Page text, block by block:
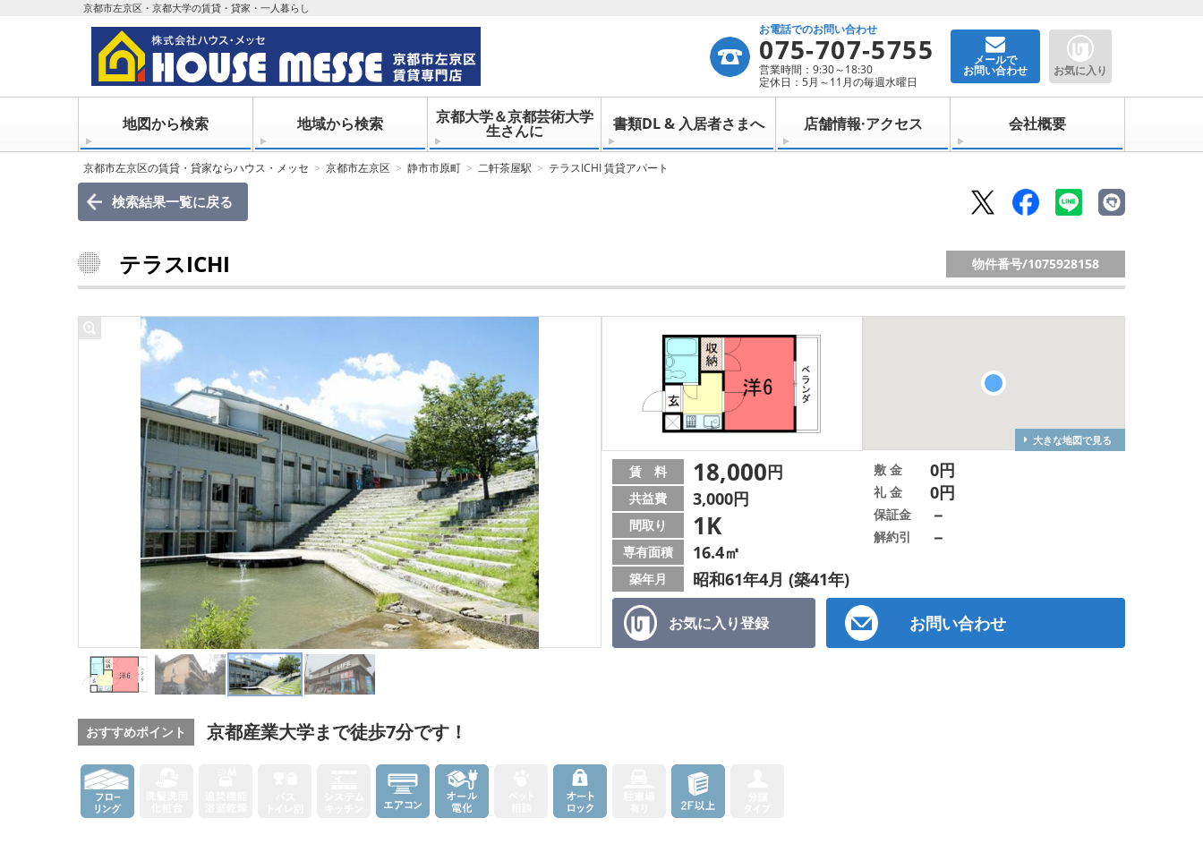
京都市左京区・京都大学の賃貸・貸家・一人暮らし
お電話でのお問い合わせ
075-707-5755
営業時間：9:30～18:30
定休日：5月～11月の毎週水曜日
メールで
お問い合わせ お気に入り
地図から検索 地域から検索 京都大学＆京都芸術大学
生さんに 書類DL & 入居者さまへ 店舗情報·アクセス 会社概要
京都市左京区の賃貸・貸家ならハウス・メッセ 京都市左京区 静市市原町 二軒茶屋駅 テラスICHI 賃貸アパート
検索結果一覧に戻る
テラスICHI 物件番号/1075928158
大きな地図で見る
お気に入り登録 お問い合わせ
賃 料 18,000円
共益費 3,000円
間取り 1K
専有面積 16.4㎡
築年月 昭和61年4月 (築41年)
敷 金 0円
礼 金 0円
保証金 －
解約引 －
おすすめポイント 京都産業大学まで徒歩7分です！